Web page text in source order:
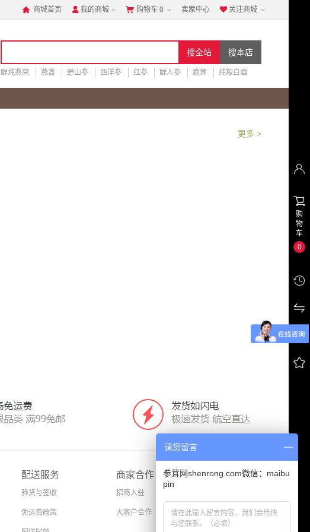
 商城首页  我的商城  购物车 0 卖家中心 关注商城
鲜炖燕窝
燕盏 野山参 西洋参 红参 鲜人参 鹿茸 纯粮白酒
更多 >


购
物
车
0




配送服务
验货与签收
免运费政策
商家合作
招商入驻
大客户合作
请您留言
参茸网shenrong.com微信：maibu
pin